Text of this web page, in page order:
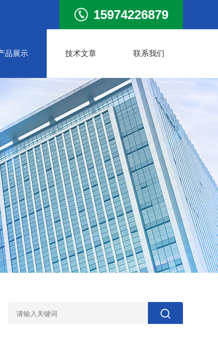
15974226879
品展示 技术文章 联系我们